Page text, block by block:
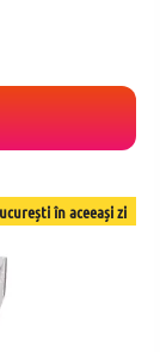
în aceeași zi